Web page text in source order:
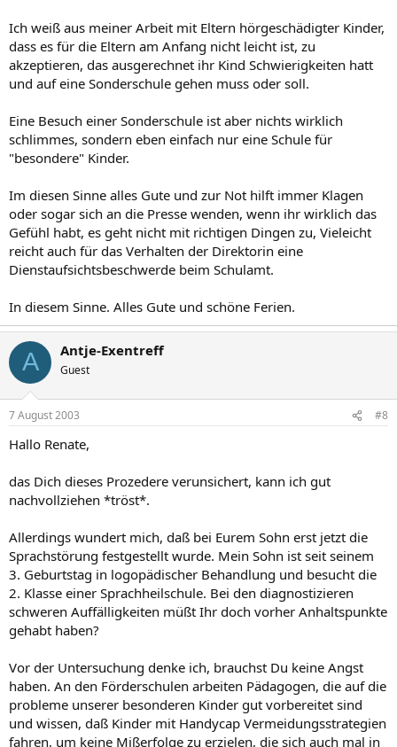
Ich weiß aus meiner Arbeit mit Eltern hörgeschädigter Kinder,
dass es für die Eltern am Anfang nicht leicht ist, zu
akzeptieren, das ausgerechnet ihr Kind Schwierigkeiten hatt
und auf eine Sonderschule gehen muss oder soll.
Eine Besuch einer Sonderschule ist aber nichts wirklich
schlimmes, sondern eben einfach nur eine Schule für
"besondere" Kinder.
Im diesen Sinne alles Gute und zur Not hilft immer Klagen
oder sogar sich an die Presse wenden, wenn ihr wirklich das
Gefühl habt, es geht nicht mit richtigen Dingen zu, Vieleicht
reicht auch für das Verhalten der Direktorin eine
Dienstaufsichtsbeschwerde beim Schulamt.
In diesem Sinne. Alles Gute und schöne Ferien.
A Antje-Exentreff
Guest
7 August 2003 #8
Hallo Renate,
das Dich dieses Prozedere verunsichert, kann ich gut
nachvollziehen *tröst*.
Allerdings wundert mich, daß bei Eurem Sohn erst jetzt die
Sprachstörung festgestellt wurde. Mein Sohn ist seit seinem
3. Geburtstag in logopädischer Behandlung und besucht die
2. Klasse einer Sprachheilschule. Bei den diagnostizieren
schweren Auffälligkeiten müßt Ihr doch vorher Anhaltspunkte
gehabt haben?
Vor der Untersuchung denke ich, brauchst Du keine Angst
haben. An den Förderschulen arbeiten Pädagogen, die auf die
probleme unserer besonderen Kinder gut vorbereitet sind
und wissen, daß Kinder mit Handycap Vermeidungsstrategien
fahren, um keine Mißerfolge zu erzielen, die sich auch mal in